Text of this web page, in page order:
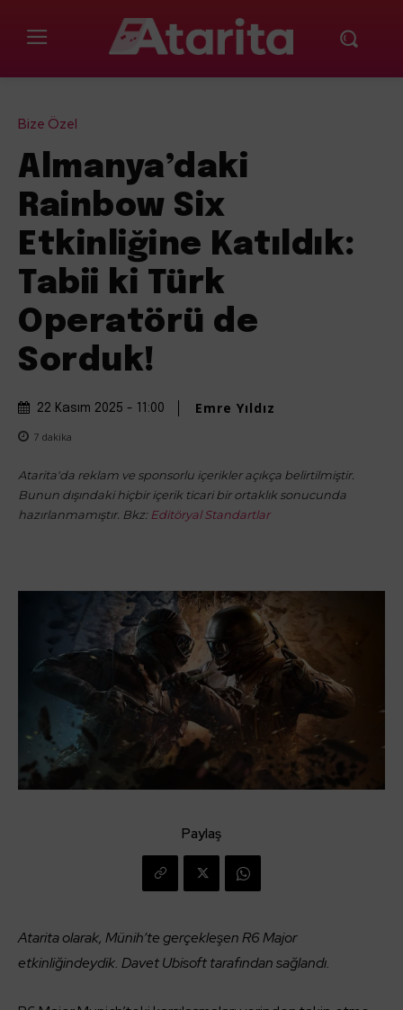
Bize Özel
Almanya’daki
Rainbow Six
Etkinliğine Katıldık:
Tabii ki Türk
Operatörü de
Sorduk!
22 Kasım 2025 - 11:00 Emre Yıldız
7 dakika
Atarita'da reklam ve sponsorlu içerikler açıkça belirtilmiştir.
Bunun dışındaki hiçbir içerik ticari bir ortaklık sonucunda
hazırlanmamıştır. Bkz: Editöryal Standartlar
Paylaş
Atarita olarak, Münih’te gerçekleşen R6 Major
etkinliğindeydik. Davet Ubisoft tarafından sağlandı.